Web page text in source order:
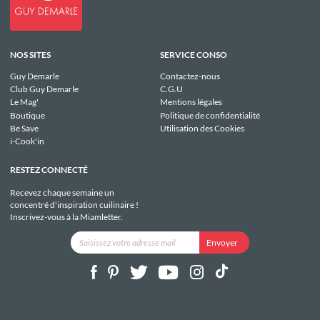
NOS SITES
Guy Demarle
Club Guy Demarle
Le Mag'
Boutique
Be Save
i-Cook'in
SERVICE CONSO
Contactez-nous
C.G.U
Mentions légales
Politique de confidentialité
Utilisation des Cookies
RESTEZ CONNECTÉ
Recevez chaque semaine un
concentré d'inspiration cuilinaire !
Inscrivez-vous à la Miamletter.